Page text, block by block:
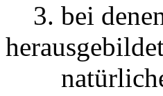
3. bei
natürliche